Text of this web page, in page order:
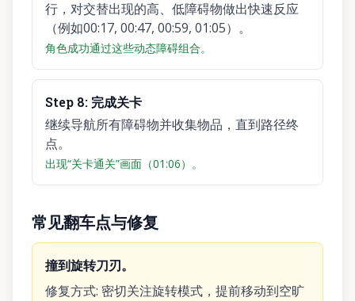
行，对交替出现的高、低障碍物做出快速反应
（例如00:17, 00:47, 00:59, 01:05）。
角色成功通过这些动态障碍组合。
Step 8: 完成关卡
继续导航所有障碍物并收集物品，直到路径终
点。
出现“关卡通关”画面（01:06）。
常见翻车点与修复
撞到旋转刀刃。
修复方式: 密切关注旋转模式，提前移动到空旷